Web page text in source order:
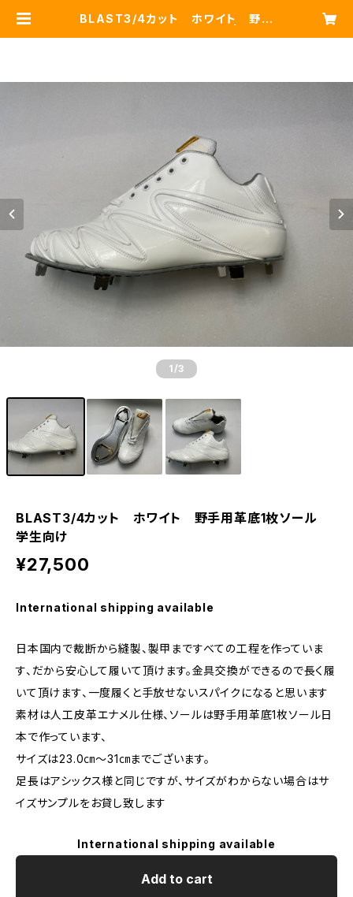
BLAST3/4カット ホワイト 野手
1 /3
BLAST3/4カット ホワイト 野手用革底1枚ソール
学生向け
¥27,500
International shipping available
日本国内で裁断から縫製、製甲まですべての工程を作っていま
す、だから安心して履いて頂けます。金具交換ができるので長く履
いて頂けます、一度履くと手放せないスパイクになると思います
素材は人工皮革エナメル仕様、ソールは野手用革底1枚ソール日
本で作っています、
サイズは23.0㎝～31㎝までございます。
足長はアシックス様と同じですが、サイズがわからない場合はサ
イズサンプルをお貸し致します
International shipping available
Add to cart